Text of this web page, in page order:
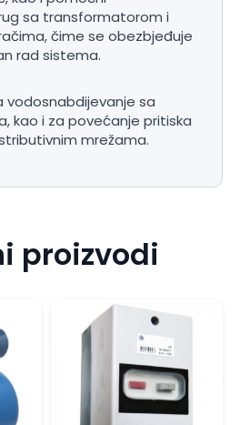
sa transformatorom i
čime se obezbjeđuje
rad sistema.
vodosnabdijevanje sa
kao i za povećanje pritiska
mrežama.
proizvodi